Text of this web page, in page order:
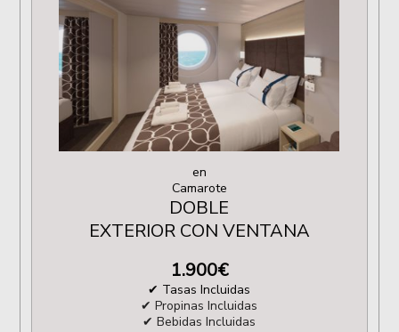
en
Camarote
DOBLE
EXTERIOR CON VENTANA
1.900€
✔ Tasas Incluidas
✔ Propinas Incluidas
✔ Bebidas Incluidas